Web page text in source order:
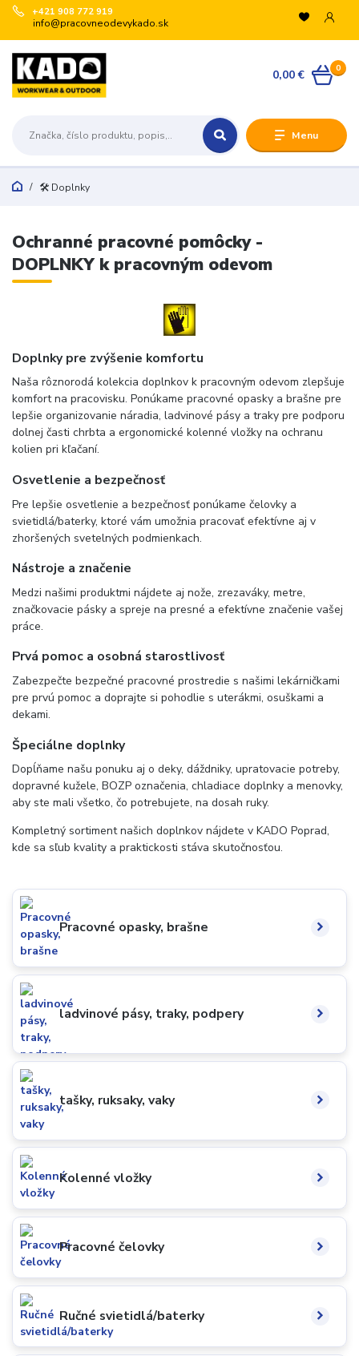
Menu
+421 908 772 919
info@pracovneodevykado.sk
0
0,00 €
🛠️ Doplnky
Ochranné pracovné pomôcky -
DOPLNKY k pracovným odevom
Doplnky pre zvýšenie komfortu
Naša rôznorodá kolekcia doplnkov k pracovným odevom zlepšuje
komfort na pracovisku. Ponúkame pracovné opasky a brašne pre
lepšie organizovanie náradia, ladvinové pásy a traky pre podporu
dolnej časti chrbta a ergonomické kolenné vložky na ochranu
kolien pri kľačaní.
Osvetlenie a bezpečnosť
Pre lepšie osvetlenie a bezpečnosť ponúkame čelovky a
svietidlá/baterky, ktoré vám umožnia pracovať efektívne aj v
zhoršených svetelných podmienkach.
Nástroje a značenie
Medzi našimi produktmi nájdete aj nože, zrezaváky, metre,
značkovacie pásky a spreje na presné a efektívne značenie vašej
práce.
Prvá pomoc a osobná starostlivosť
Zabezpečte bezpečné pracovné prostredie s našimi lekárničkami
pre prvú pomoc a doprajte si pohodlie s uterákmi, osuškami a
dekami.
Špeciálne doplnky
Dopĺňame našu ponuku aj o deky, dáždniky, upratovacie potreby,
dopravné kužele, BOZP označenia, chladiace doplnky a menovky,
aby ste mali všetko, čo potrebujete, na dosah ruky.
Kompletný sortiment našich doplnkov nájdete v KADO Poprad,
kde sa sľub kvality a praktickosti stáva skutočnosťou.
Pracovné opasky, brašne
ladvinové pásy, traky, podpery
tašky, ruksaky, vaky
Kolenné vložky
Pracovné čelovky
Ručné svietidlá/baterky